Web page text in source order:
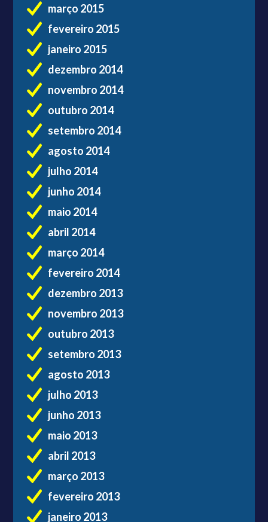
março 2015
fevereiro 2015
janeiro 2015
dezembro 2014
novembro 2014
outubro 2014
setembro 2014
agosto 2014
julho 2014
junho 2014
maio 2014
abril 2014
março 2014
fevereiro 2014
dezembro 2013
novembro 2013
outubro 2013
setembro 2013
agosto 2013
julho 2013
junho 2013
maio 2013
abril 2013
março 2013
fevereiro 2013
janeiro 2013